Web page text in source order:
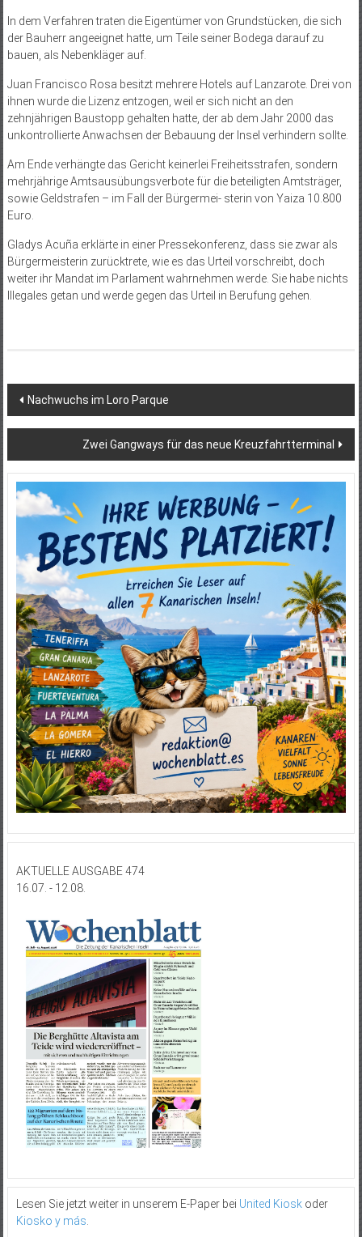
In dem Verfahren traten die Eigentümer von Grundstücken, die sich
der Bauherr angeeignet hatte, um Teile seiner Bodega darauf zu
bauen, als Nebenkläger auf.
Juan Francisco Rosa besitzt mehrere Hotels auf Lanzarote. Drei von
ihnen wurde die Lizenz entzogen, weil er sich nicht an den
zehnjährigen Baustopp gehalten hatte, der ab dem Jahr 2000 das
unkontrollierte Anwachsen der Bebauung der Insel verhindern sollte.
Am Ende verhängte das Gericht keinerlei Freiheitsstrafen, sondern
mehrjährige Amtsausübungsverbote für die beteiligten Amtsträger,
sowie Geldstrafen – im Fall der Bürgermei- sterin von Yaiza 10.800
Euro.
Gladys Acuña erklärte in einer Pressekonferenz, dass sie zwar als
Bürgermeisterin zurücktrete, wie es das Urteil vorschreibt, doch
weiter ihr Mandat im Parlament wahrnehmen werde. Sie habe nichts
Illegales getan und werde gegen das Urteil in Berufung gehen.
Beitragsnavigation
Nachwuchs im Loro Parque
Zwei Gangways für das neue Kreuzfahrtterminal
AKTUELLE AUSGABE 474
16.07. - 12.08.
Lesen Sie jetzt weiter in unserem E-Paper bei United Kioskoder
Kiosko y más